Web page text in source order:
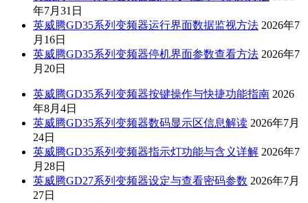
年7月31日
英威腾GD35系列变频器运行界面数据监视方法 2026年7
月16日
英威腾GD35系列变频器停机界面参数查看方法 2026年7
月20日
英威腾GD35系列变频器按键操作与快捷功能指南 2026
年8月4日
英威腾GD35系列变频器数码显示区信息解读 2026年7月
24日
英威腾GD35系列变频器指示灯功能与含义详解 2026年7
月28日
英威腾GD27系列变频器设定与查看密码参数 2026年7月
27日